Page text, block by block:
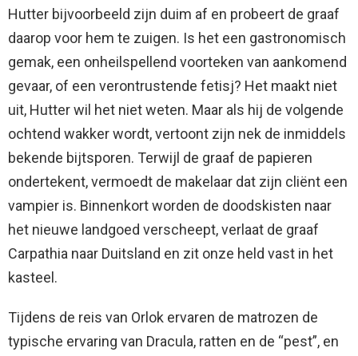
Hutter bijvoorbeeld zijn duim af en probeert de graaf
daarop voor hem te zuigen. Is het een gastronomisch
gemak, een onheilspellend voorteken van aankomend
gevaar, of een verontrustende fetisj? Het maakt niet
uit, Hutter wil het niet weten. Maar als hij de volgende
ochtend wakker wordt, vertoont zijn nek de inmiddels
bekende bijtsporen. Terwijl de graaf de papieren
ondertekent, vermoedt de makelaar dat zijn cliënt een
vampier is. Binnenkort worden de doodskisten naar
het nieuwe landgoed verscheept, verlaat de graaf
Carpathia naar Duitsland en zit onze held vast in het
kasteel.
Tijdens de reis van Orlok ervaren de matrozen de
typische ervaring van Dracula, ratten en de “pest”, en